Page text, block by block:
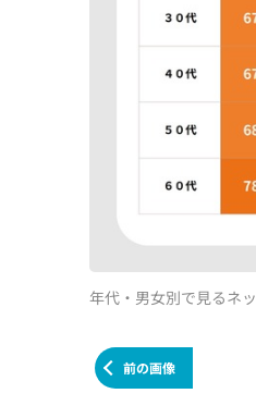
年代・男女別で見るネ
前の画像